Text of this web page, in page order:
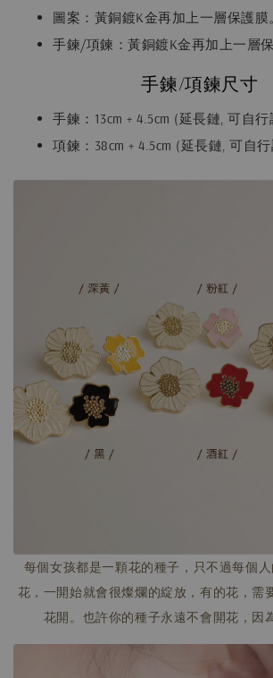
每個女孩都是一顆花的種子，只不過每個
花，一開始就會很燦爛的綻放，有的花，需
花開。也許你的種子永遠不會開花，因
圖案：黃銅鍍K金再加上一層保護膜
手鍊/項鍊：黃銅鍍K金再加上一層保
手鍊/項鍊尺寸
手鍊：13cm + 4.5cm (延長鏈, 可自
項鍊：38cm + 4.5cm (延長鏈, 可自